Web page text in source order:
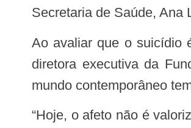
Secretaria de Saúde, Ana
Ao avaliar que o suicídio é um problema de saúde pública não atrelado apenas aos profissionais, mas a toda a sociedade, a
diretora executiva da
mundo contemporâneo
“Hoje, o afeto não é valorizado. As emoções são pouco expressadas e as pessoas vivem na solidão. Por isso, todos temos que